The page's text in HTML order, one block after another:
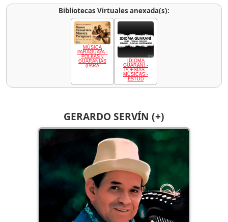
GERARDO SERVÍN (+)
Bibliotecas Virtuales anexada(s):
MÚSICA
PARAGUAYA -
POLKAS y
GUARANIAS
(PARA
IDIOMA
GUARANÍ -
POESÍAS -
MÚSICAS -
ESTUD